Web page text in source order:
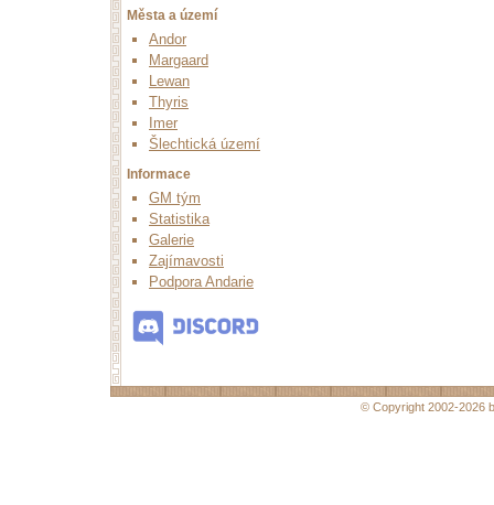
Města a území
Andor
Margaard
Lewan
Thyris
Imer
Šlechtická území
Informace
GM tým
Statistika
Galerie
Zajímavosti
Podpora Andarie
© Copyright 2002-2026